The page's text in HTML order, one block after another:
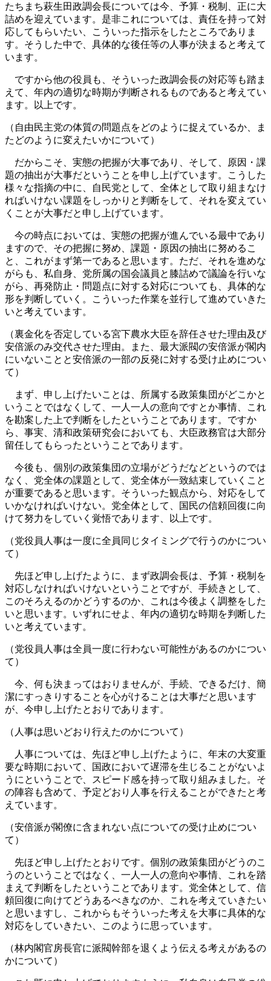
たちまち萩生田政調会長については今、予算・税制、正に大
詰めを迎えています。是非これについては、責任を持って対
応してもらいたい、こういった指示をしたところでありま
す。そうした中で、具体的な後任等の人事が決まると考えて
います。
ですから他の役員も、そういった政調会長の対応等も踏ま
えて、年内の適切な時期が判断されるものであると考えてい
ます。以上です。
（自由民主党の体質の問題点をどのように捉えているか、ま
たどのように変えたいかについて）
だからこそ、実態の把握が大事であり、そして、原因・課
題の抽出が大事だということを申し上げています。こうした
様々な指摘の中に、自民党として、全体として取り組まなけ
ればいけない課題をしっかりと判断をして、それを変えてい
くことが大事だと申し上げています。
今の時点においては、実態の把握が進んでいる最中であり
ますので、その把握に努め、課題・原因の抽出に努めるこ
と、これがまず第一であると思います。ただ、それを進めな
がらも、私自身、党所属の国会議員と膝詰めで議論を行いな
がら、再発防止・問題点に対する対応についても、具体的な
形を判断していく。こういった作業を並行して進めていきた
いと考えています。
（裏金化を否定している宮下農水大臣を辞任させた理由及び
安倍派のみ交代させた理由。また、最大派閥の安倍派が閣内
にいないことと安倍派の一部の反発に対する受け止めについ
て）
まず、申し上げたいことは、所属する政策集団がどこかと
いうことではなくして、一人一人の意向ですとか事情、これ
を勘案した上で判断をしたということであります。ですか
ら、事実、清和政策研究会においても、大臣政務官は大部分
留任してもらったということであります。
今後も、個別の政策集団の立場がどうだなどというのでは
なく、党全体の課題として、党全体が一致結束していくこと
が重要であると思います。そういった観点から、対応をして
いかなければいけない。党全体として、国民の信頼回復に向
けて努力をしていく覚悟であります、以上です。
（党役員人事は一度に全員同じタイミングで行うのかについ
て）
先ほど申し上げたように、まず政調会長は、予算・税制を
対応しなければいけないということですが、手続きとして、
このそろえるのかどうするのか、これは今後よく調整をした
いと思います。いずれにせよ、年内の適切な時期を判断した
いと考えています。
（党役員人事は全員一度に行わない可能性があるのかについ
て）
今、何も決まってはおりませんが、手続、できるだけ、簡
潔にすっきりすることを心がけることは大事だと思います
が、今申し上げたとおりであります。
（人事は思いどおり行えたのかについて）
人事については、先ほど申し上げたように、年末の大変重
要な時期において、国政において遅滞を生じることがないよ
うにということで、スピード感を持って取り組みました。そ
の陣容も含めて、予定どおり人事を行えることができたと考
えています。
（安倍派が閣僚に含まれない点についての受け止めについ
て）
先ほど申し上げたとおりです。個別の政策集団がどうのこ
うのということではなく、一人一人の意向や事情、これを踏
まえて判断をしたということであります。党全体として、信
頼回復に向けてどうあるべきなのか、これを考えていきたい
と思いますし、これからもそういった考えを大事に具体的な
対応をしていきたい、このように思っています。
（林内閣官房長官に派閥幹部を退くよう伝える考えがあるの
かについて）